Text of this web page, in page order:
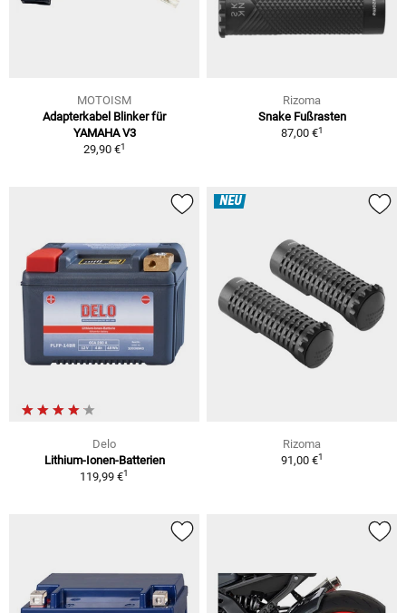
MOTOISM
Adapterkabel Blinker für
YAMAHA V3
29,90 €1
Rizoma
Snake Fußrasten
87,00 €1
Delo
Lithium-Ionen-Batterien
119,99 €1
NEU
Rizoma
91,00 €1